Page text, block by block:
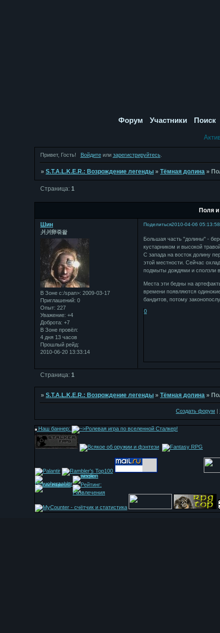
Форум Участники Поиск
Привет, Гость! Войдитеили зарегистрируйтесь.
»S.T.A.L.K.E.R.: Возрождение легенды »Тёмная долина »
Поля
Страница:1
Поделиться2010-04-06 05:13:58
Шин
⽙⽙卵죾왍
В Зоне с:/span>: 2009-03-17
Приглашений: 0
Опыт: 227
Уважение: +4
Доброта: +7
В Зоне провёл:
4 дня 13 часов
Прошлый рейд:
2010-06-20 13:33:14
Большая часть "долины" -
кустарником и высокой
С запада на восток долину
этой местности. Сейчас
подмыты дождями и сползли в
Места эти бедны на
времени появляются
бандитов, потому
0
Страница: 1
»S.T.A.L.K.E.R.: Возрождение легенды »Тёмная долина »
Создать форум |
Наш баннер: